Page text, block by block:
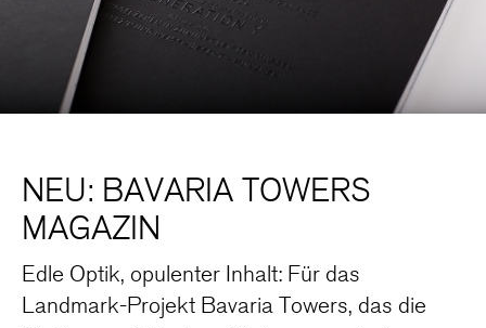
NEU: BAVARIA TOWERS
MAGAZIN
Edle Optik, opulenter Inhalt: Für das
Landmark-Projekt Bavaria Towers, das die